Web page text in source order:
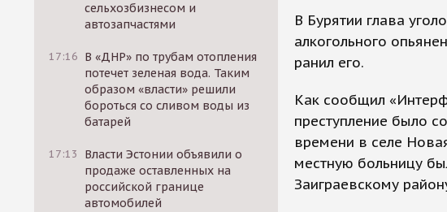
сельхозбизнесом и
автозапчастями
17:16 В «ДНР» по трубам отопления
потечет зеленая вода. Таким
образом «власти» решили
бороться со сливом воды из
батарей
17:13
Власти Эстонии объявили о
продаже оставленных на
российской границе
автомобилей
В Бурятии глава
алкогольного
ранил его.
Как сообщил
преступление было
времени в селе
местную больницу
Заиграевскому